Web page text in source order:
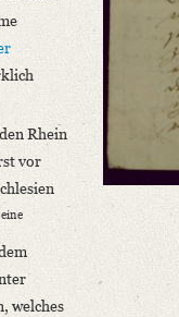
Rhein
vor
eine
welches